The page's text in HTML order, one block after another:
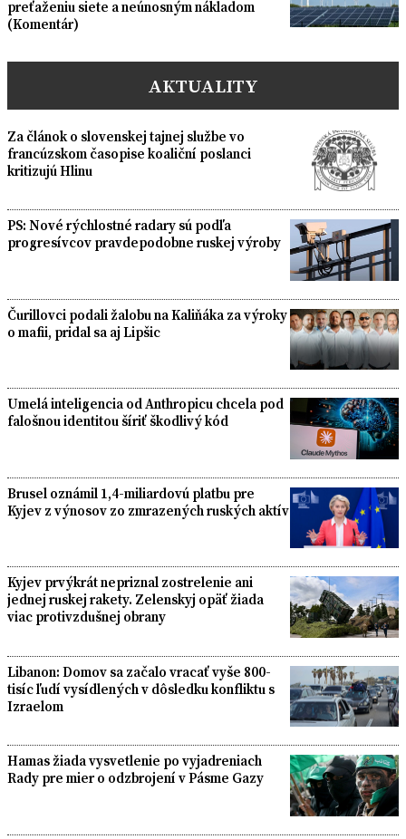
preťaženiu siete a neúnosným nákladom
(Komentár)
AKTUALITY
Za článok o slovenskej tajnej službe vo
francúzskom časopise koaliční poslanci
kritizujú Hlinu
PS: Nové rýchlostné radary sú podľa
progresívcov pravdepodobne ruskej výroby
Čurillovci podali žalobu na Kaliňáka za výroky
o mafii, pridal sa aj Lipšic
Umelá inteligencia od Anthropicu chcela pod
falošnou identitou šíriť škodlivý kód
Brusel oznámil 1,4-miliardovú platbu pre
Kyjev z výnosov zo zmrazených ruských aktív
Kyjev prvýkrát nepriznal zostrelenie ani
jednej ruskej rakety. Zelenskyj opäť žiada
viac protivzdušnej obrany
Libanon: Domov sa začalo vracať vyše 800-
tisíc ľudí vysídlených v dôsledku konfliktu s
Izraelom
Hamas žiada vysvetlenie po vyjadreniach
Rady pre mier o odzbrojení v Pásme Gazy